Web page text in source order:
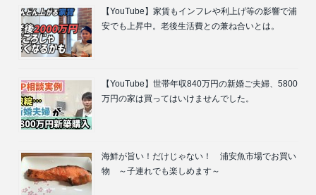
【YouTube】家賃もインフレや利上げ等の影響で浦
安でも上昇中。老後生活費との兼ね合いとは。
【YouTube】世帯年収840万円の新婚ご夫婦、5800
万円の家は買ってはいけませんでした。
海鮮が旨い！だけじゃない！ 浦安魚市場でお買い
物 ～子連れでも楽しめます～